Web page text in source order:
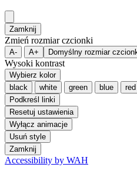
Zamknij
Zmień rozmiar czcionki
A- A+ Domyślny rozmiar
Wysoki kontrast
Wybierz kolor
black
white green blue red
Podkreśl linki
Resetuj ustawienia
Wyłącz animacje
Usuń style
Zamknij
Accessibility by WAH